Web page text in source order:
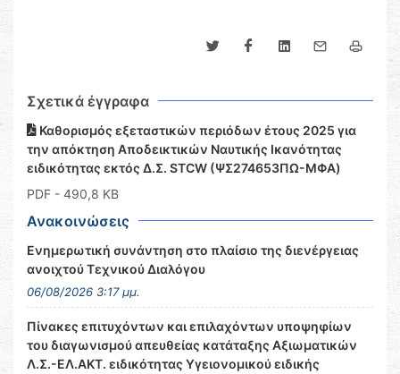
Σχετικά έγγραφα
Καθορισμός εξεταστικών περιόδων έτους 2025 για
την απόκτηση Αποδεικτικών Ναυτικής Ικανότητας
ειδικότητας εκτός Δ.Σ. STCW (ΨΣ274653ΠΩ-ΜΦΑ)
PDF - 490,8 KB
Ανακοινώσεις
Ενημερωτική συνάντηση στο πλαίσιο της διενέργειας
ανοιχτού Τεχνικού Διαλόγου
06/08/2026 3:17 μμ.
Πίνακες επιτυχόντων και επιλαχόντων υποψηφίων
του διαγωνισμού απευθείας κατάταξης Αξιωματικών
Λ.Σ.-ΕΛ.ΑΚΤ. ειδικότητας Υγειονομικού ειδικής